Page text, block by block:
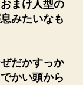
まけ人型の
みたいなも
だかすっか
かい頭から